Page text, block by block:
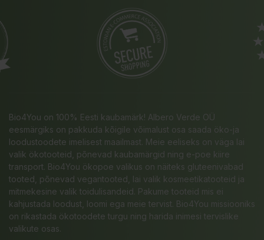
Bio4You on 100% Eesti kaubamärk! Albero Verde OÜ
eesmärgiks on pakkuda kõigile võimalust osa saada öko-ja
loodustoodete imelisest maailmast. Meie eeliseks on väga lai
valik ökotooteid, põnevad kaubamärgid ning e-poe kiire
transport. Bio4You ökopoe valikus on näiteks gluteenivabad
tooted, põnevad vegantooted, lai valik kosmeetikatooteid ja
mitmekesine valik toidulisandeid. Pakume tooteid mis ei
kahjustada loodust, loomi ega meie tervist. Bio4You missiooniks
on rikastada ökotoodete turgu ning harida inimesi tervislike
valikute osas.